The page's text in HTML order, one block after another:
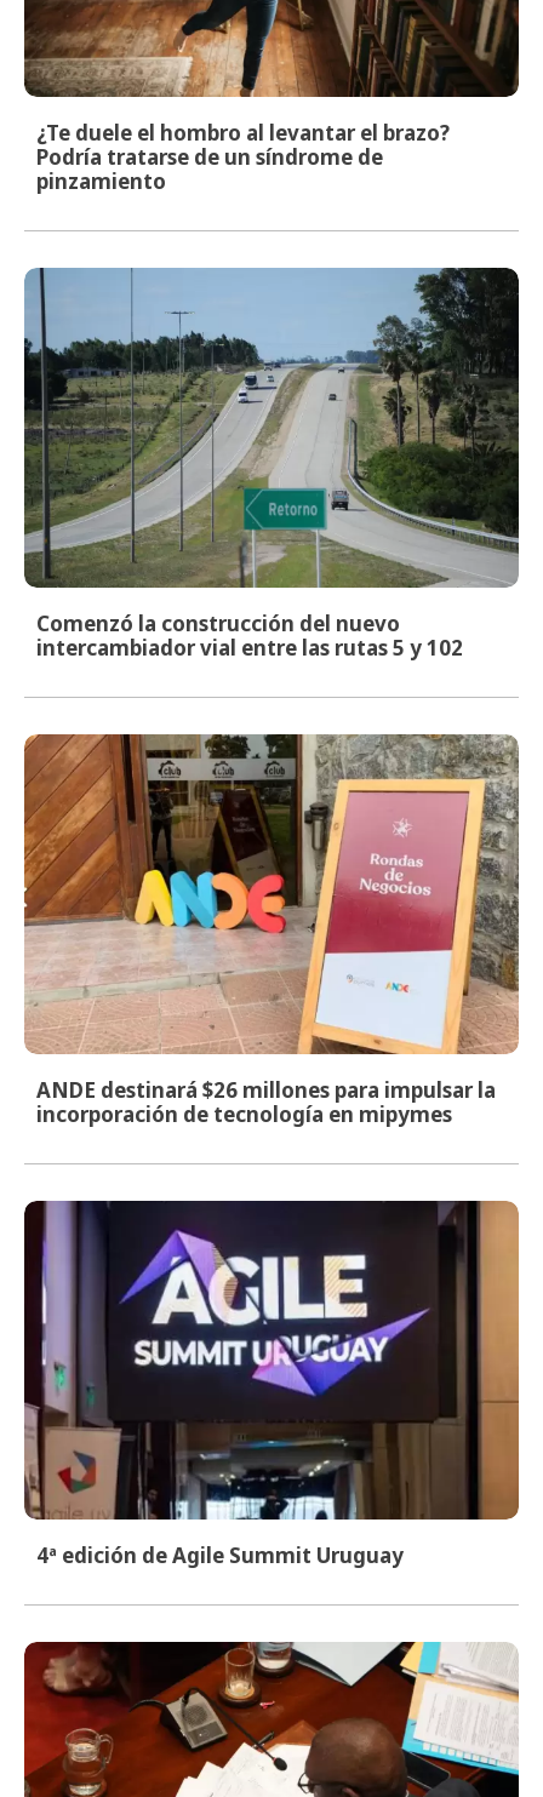
¿Te duele el hombro al levantar el brazo?
Podría tratarse de un síndrome de
pinzamiento
Comenzó la construcción del nuevo
intercambiador vial entre las rutas 5 y 102
ANDE destinará $26 millones para impulsar la
incorporación de tecnología en mipymes
4ª edición de Agile Summit Uruguay